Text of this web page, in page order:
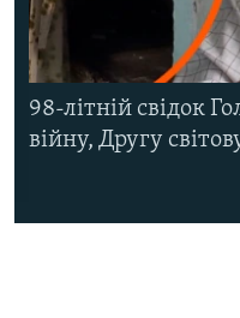
98-літній свідок
війну, Другу